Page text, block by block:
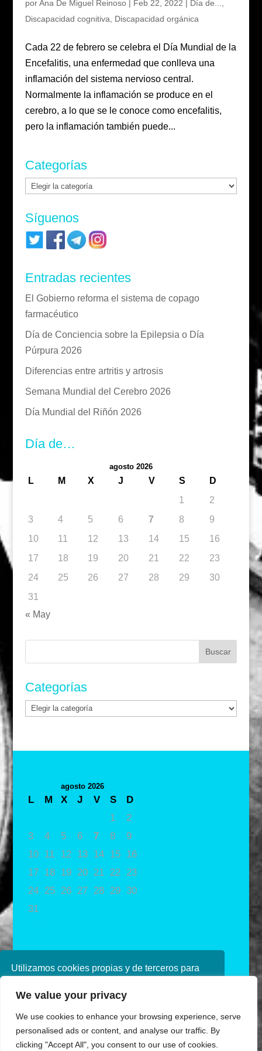
Utilizamos cookies propias y de terceros para
navegando, consideramos que acepta su uso.
política de cookies consulte nuestra
Política de
privacidad
We value your privacy
We use cookies to enhance your browsing experience, serve
personalised ads or content, and analyse our traffic. By
clicking "Accept All", you consent to our use of cookies.
porAna De Miguel Reinoso| Feb 22, 2022 | Día de...
Discapacidad cognitiva
Discapacidad orgánica
Cada 22 de febrero se celebra el Día Mundial de la
Encefalitis, una enfermedad que conlleva una
inflamación del sistema nervioso central.
Normalmente la inflamación se produce en el
cerebro, a lo que se le conoce como encefalitis,
pero la inflamación también puede...
Categorías
Categorías
Síguenos
Entradas recientes
El Gobierno reforma el sistema de copago
farmacéutico
Día de Conciencia sobre la Epilepsia o Día
Púrpura 2026
Diferencias entre artritis y artrosis
Semana Mundial del Cerebro 2026
Día Mundial del Riñón 2026
Día de…
agosto 2026
L M X J V S
D
1
2
3
4 5 6 7 8
9
10
11 12 13 14 15
16
17
18 19 20 21 22
23
24
25 26 27 28 29
30
31
« May
Categorías
Categorías
agosto 2026
L M X J V S
D
1
2
3
4 5 6 7 8
9
10
11 12 13 14 15
16
17
18 19 20 21 22
23
24
25 26 27 28 29 30
31